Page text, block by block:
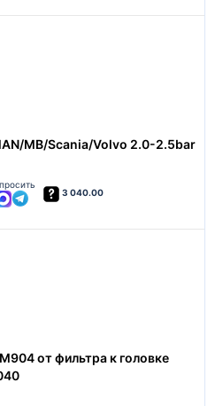
MB/Scania/Volvo 2.0-2.5bar
3 040.00
от фильтра к головке